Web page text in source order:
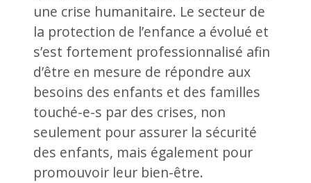
une crise humanitaire. Le secteur de
la protection de l’enfance a évolué et
s’est fortement professionnalisé afin
d’être en mesure de répondre aux
besoins des enfants et des familles
touché-e-s par des crises, non
seulement pour assurer la sécurité
des enfants, mais également pour
promouvoir leur bien-être.